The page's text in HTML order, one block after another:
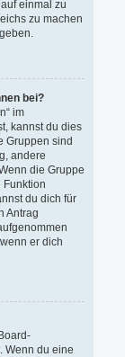
einmal zu
zu machen
bei?
im
kannst du dies
Gruppen sind
andere
die Gruppe
Funktion
du dich für
Antrag
er dich
Wenn du eine